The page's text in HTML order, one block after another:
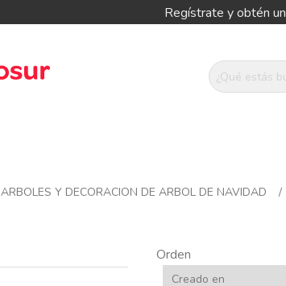
Regístrate y obtén un
ARBOLES Y DECORACION DE ARBOL DE NAVIDAD /
Orden